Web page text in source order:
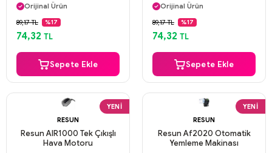
Orijinal Ürün
Güvenli Ödeme
Aynı Gün Kargo
89,17 TL %17
74,32 TL
Sepete Ekle
Orijinal Ürün
Güvenli Ödeme
Aynı Gün Kargo
89,17 TL %17
74,32 TL
Sepete Ekle
YENI
RESUN
Resun AIR1000 Tek Çıkışlı
Hava Motoru
Aynı Gün Kargo
YENI
RESUN
Resun Af2020 Otomatik
Yemleme Makinası
Aynı Gün Kargo